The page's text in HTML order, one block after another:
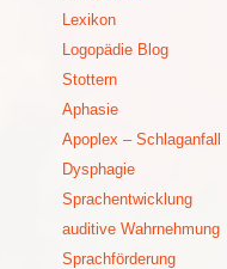
Fotogalerie
Lexikon
Logopädie Blog
Stottern
Aphasie
Apoplex – Schlaganfall
Dysphagie
Sprachentwicklung
auditive Wahrnehmung